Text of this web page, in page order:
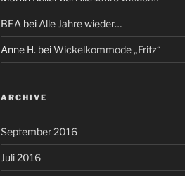
BEA bei Alle Jahre wieder…
Anne H. beiWickelkommode „Fritz“
ARCHIVE
September 2016
Juli 2016